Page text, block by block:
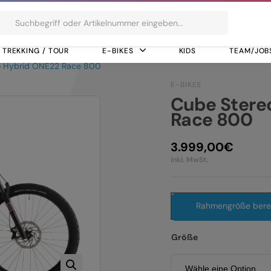
TREKKING / TOUR E-BIKES KIDS TEAM/
Hybrid ONE22 Race 800
E-BIKES
Cube
Race 800
3.999,00€
inkl. MwSt.
Rahmengröße
Größe